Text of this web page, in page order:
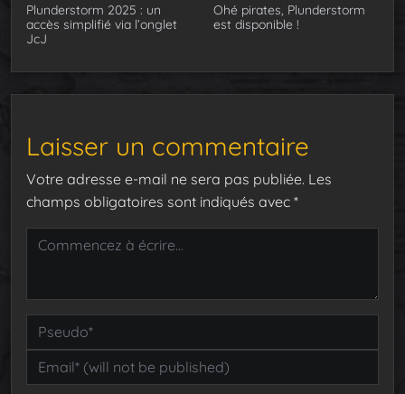
Plunderstorm 2025 : un
accès simplifié via l’onglet
JcJ
Ohé pirates, Plunderstorm
est disponible !
Laisser un commentaire
Votre adresse e-mail ne sera pas publiée. Les
champs obligatoires sont indiqués avec *